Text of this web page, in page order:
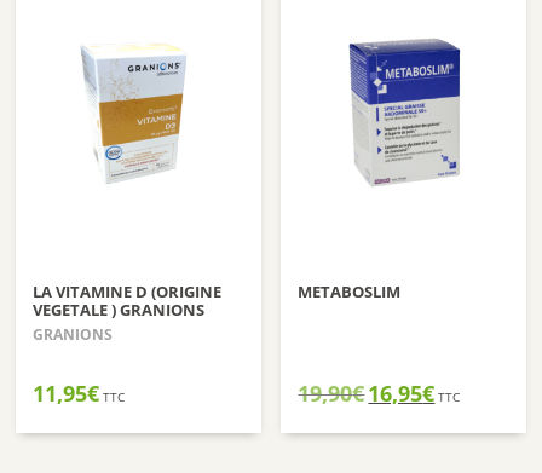
LA VITAMINE D (ORIGINE
VEGETALE ) GRANIONS
GRANIONS
11,95€ TTC
METABOSLIM
19,90€Le
prix
initial
16,95€Le
prix
actuel
TTC